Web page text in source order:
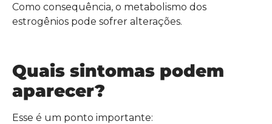
Como consequência, o metabolismo dos
estrogênios pode sofrer alterações.
Quais sintomas podem
aparecer?
Esse é um ponto importante: